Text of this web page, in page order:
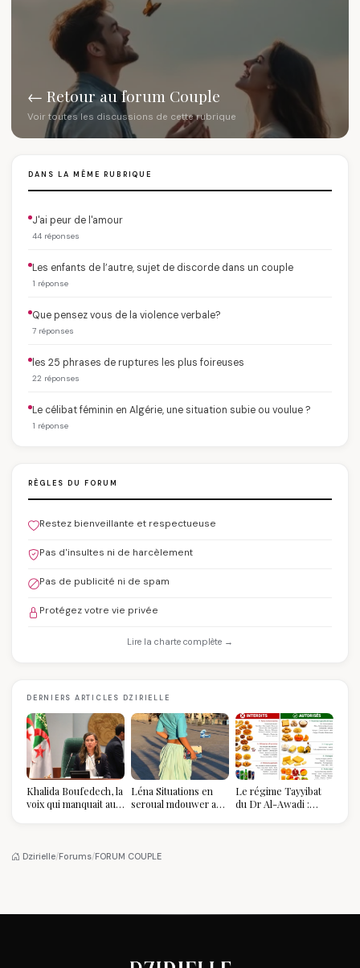
← Retour au forum Couple
Voir toutes les discussions de cette rubrique
DANS LA MÊME RUBRIQUE
J'ai peur de l'amour
44 réponses
Les enfants de l’autre, sujet de discorde dans un couple
1 réponse
Que pensez vous de la violence verbale?
7 réponses
les 25 phrases de ruptures les plus foireuses
22 réponses
Le célibat féminin en Algérie, une situation subie ou voulue ?
1 réponse
RÈGLES DU FORUM
Restez bienveillante et respectueuse
Pas d'insultes ni de harcèlement
Pas de publicité ni de spam
Protégez votre vie privée
Lire la charte complète →
DERNIERS ARTICLES DZIRIELLE
Khalida Boufedech, la
voix qui manquait au
Léna Situations en
seroual mdouwer au
pièce mode de l'été
Le régime Tayyibat
du Dr Al-Awadi :
Dzirielle/Forums/FORUM COUPLE